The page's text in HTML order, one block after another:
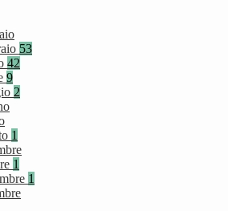
53
42
9
2
1
1
1